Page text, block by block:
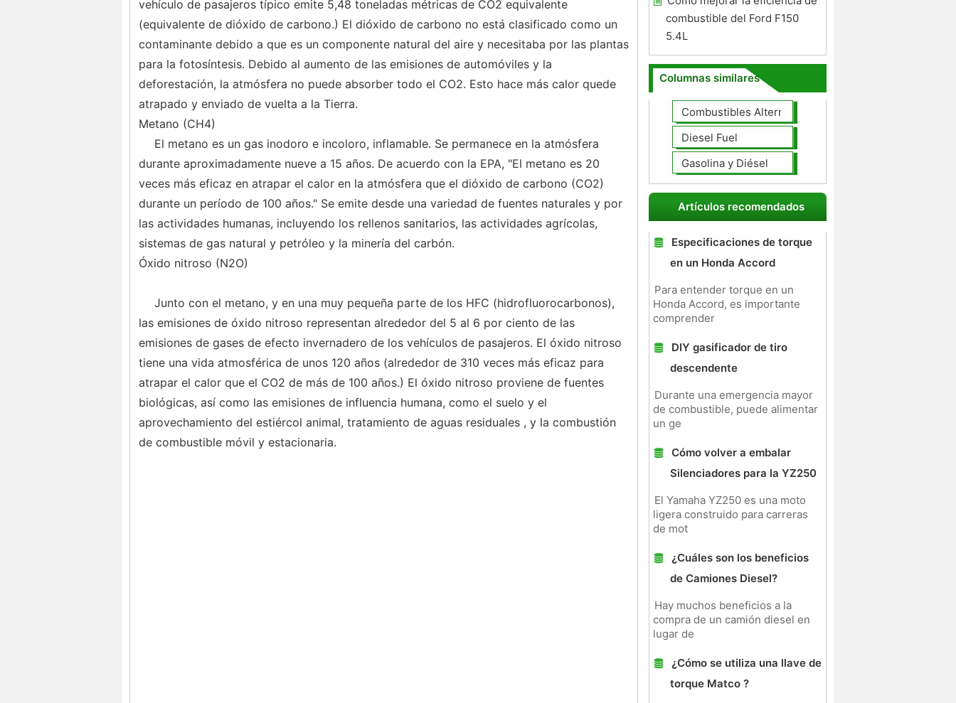
vehículo de pasajeros típico emite 5,48 toneladas métricas de CO2 equivalente
(equivalente de dióxido de carbono.) El dióxido de carbono no está clasificado como un
contaminante debido a que es un componente natural del aire y necesitaba por las plantas
para la fotosíntesis. Debido al aumento de las emisiones de automóviles y la
deforestación, la atmósfera no puede absorber todo el CO2. Esto hace más calor quede
atrapado y enviado de vuelta a la Tierra.
Metano (CH4)
El metano es un gas inodoro e incoloro, inflamable. Se permanece en la atmósfera
durante aproximadamente nueve a 15 años. De acuerdo con la EPA, "El metano es 20
veces más eficaz en atrapar el calor en la atmósfera que el dióxido de carbono (CO2)
durante un período de 100 años." Se emite desde una variedad de fuentes naturales y por
las actividades humanas, incluyendo los rellenos sanitarios, las actividades agrícolas,
sistemas de gas natural y petróleo y la minería del carbón.
Óxido nitroso (N2O)
Junto con el metano, y en una muy pequeña parte de los HFC (hidrofluorocarbonos),
las emisiones de óxido nitroso representan alrededor del 5 al 6 por ciento de las
emisiones de gases de efecto invernadero de los vehículos de pasajeros. El óxido nitroso
tiene una vida atmosférica de unos 120 años (alrededor de 310 veces más eficaz para
atrapar el calor que el CO2 de más de 100 años.) El óxido nitroso proviene de fuentes
biológicas, así como las emisiones de influencia humana, como el suelo y el
aprovechamiento del estiércol animal, tratamiento de aguas residuales , y la combustión
de combustible móvil y estacionaria.
combustible del Ford F150
5.4L
Columnas similares
Combustibles Alternativos
Diesel Fuel
Gasolina y Diésel
Artículos recomendados
Especificaciones de torque
en un Honda Accord
Para entender torque en un
Honda Accord, es importante
comprender
DIY gasificador de tiro
descendente
Durante una emergencia mayor
de combustible, puede alimentar
un ge
Cómo volver a embalar
Silenciadores para la YZ250
El Yamaha YZ250 es una moto
ligera construido para carreras
de mot
¿Cuáles son los beneficios
de Camiones Diesel?
Hay muchos beneficios a la
compra de un camión diesel en
lugar de
¿Cómo se utiliza una llave de
torque Matco ?